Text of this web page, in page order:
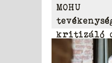
MOHU
kritizáló